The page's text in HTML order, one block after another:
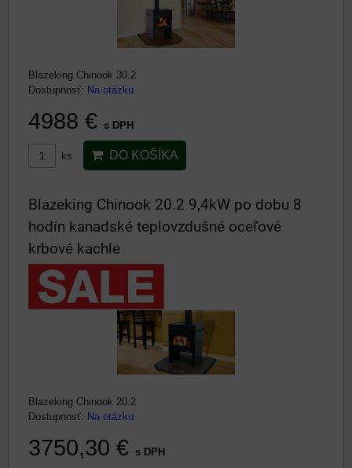
Blazeking Chinook 30.2
Dostupnosť: Na otázku
4988 € s DPH
ks DO KOŠÍKA
Blazeking Chinook 20.2 9,4kW po dobu 8
hodín kanadské teplovzdušné oceľové
krbové kachle
Blazeking Chinook 20.2
Dostupnosť: Na otázku
3750,30 € s DPH